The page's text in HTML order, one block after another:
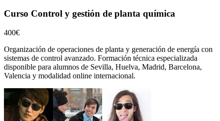
Curso Control y gestión de planta química
400€
Organización de operaciones de planta y generación de energía con
sistemas de control avanzado. Formación técnica especializada
disponible para alumnos de Sevilla, Huelva, Madrid, Barcelona,
Valencia y modalidad online internacional.